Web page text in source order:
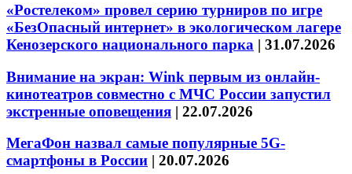
«Ростелеком» провел серию турниров по игре
«БезОпасный интернет» в экологическом лагере
Кенозерского национального парка | 31.07.2026
Внимание на экран: Wink первым из онлайн-
кинотеатров совместно с МЧС России запустил
экстренные оповещения | 22.07.2026
МегаФон назвал самые популярные 5G-
смартфоны в России | 20.07.2026